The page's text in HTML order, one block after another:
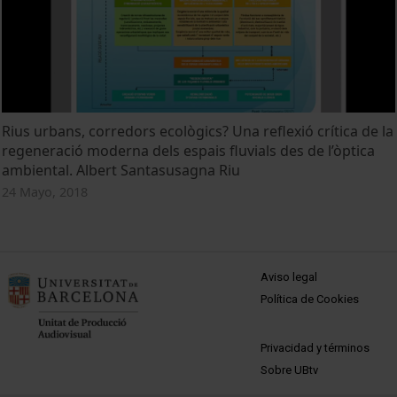
Rius urbans, corredors ecològics? Una reflexió crítica de la
regeneració moderna dels espais fluvials des de l’òptica
ambiental. Albert Santasusagna Riu
24 Mayo, 2018
MENÚ PEU 1
Aviso legal
Política de Cookies
PEU 2
Privacidad y términos
Sobre UBtv